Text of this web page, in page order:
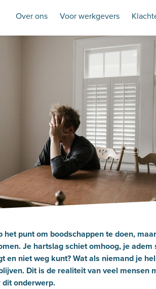
Over ons Voor werkgevers
het punt om boodschappen te doen,
Je hartslag schiet omhoog, je adem
en niet weg kunt? Wat als niemand je
Dit is de realiteit van veel mensen
onderwerp.